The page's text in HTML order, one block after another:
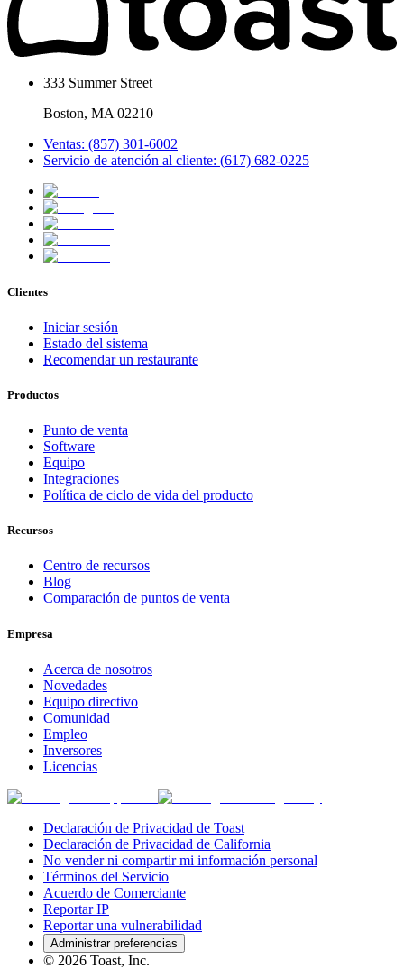
333 Summer Street
Boston, MA 02210
Ventas: (857) 301-6002
Servicio de atención al cliente: (617) 682-0225
Clientes
Iniciar sesión
Estado del sistema
Recomendar un restaurante
Productos
Punto de venta
Software
Equipo
Integraciones
Política de ciclo de vida del producto
Recursos
Centro de recursos
Blog
Comparación de puntos de venta
Empresa
Acerca de nosotros
Novedades
Equipo directivo
Comunidad
Empleo
Inversores
Licencias
Declaración de Privacidad de Toast
Declaración de Privacidad de California
No vender ni compartir mi información personal
Términos del Servicio
Acuerdo de Comerciante
Reportar IP
Reportar una vulnerabilidad
Administrar preferencias
© 2026 Toast, Inc.